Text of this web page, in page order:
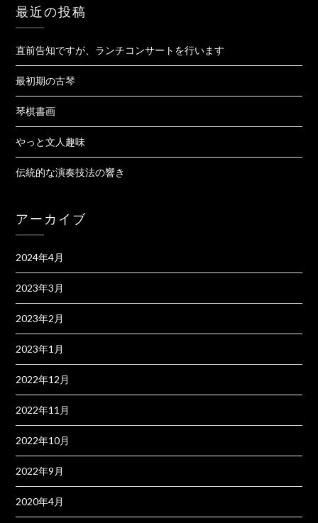
最近の投稿
直前告知ですが、ランチコンサートを行います
最初期の古琴
琴棋書画
やっと文人趣味
伝統的な演奏技法の響き
アーカイブ
2024年4月
2023年3月
2023年2月
2023年1月
2022年12月
2022年11月
2022年10月
2022年9月
2020年4月